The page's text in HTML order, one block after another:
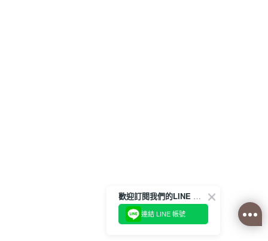
歡迎訂閱我們的LINE 官方帳號
連結 LINE 帳號